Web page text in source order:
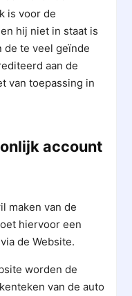
is voor de
hij niet in staat is
de te veel geïnde
aan de
van toepassing in
account
maken van de
hiervoor een
de Website.
worden de
van de auto